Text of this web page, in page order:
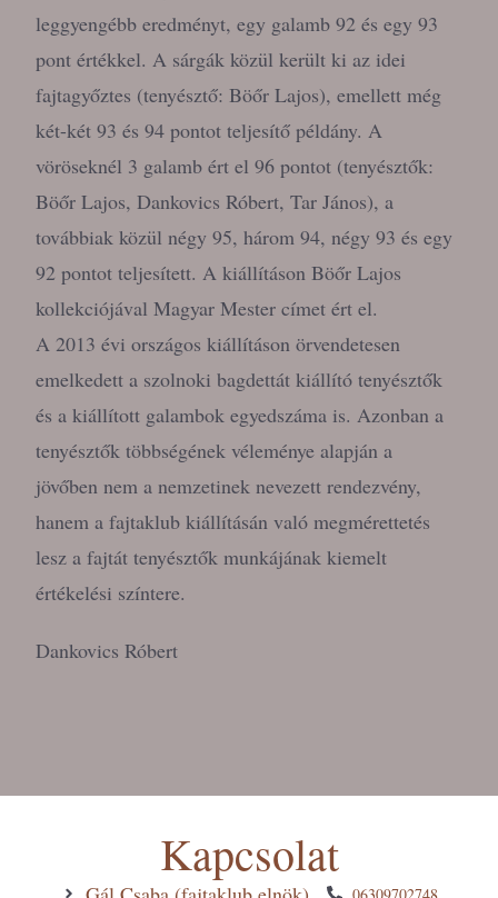
leggyengébb eredményt, egy galamb 92 és egy 93
pont értékkel. A sárgák közül került ki az idei
fajtagyőztes (tenyésztő: Böőr Lajos), emellett még
két-két 93 és 94 pontot teljesítő példány. A
vöröseknél 3 galamb ért el 96 pontot (tenyésztők:
Böőr Lajos, Dankovics Róbert, Tar János), a
továbbiak közül négy 95, három 94, négy 93 és egy
92 pontot teljesített. A kiállításon Böőr Lajos
kollekciójával Magyar Mester címet ért el.
A 2013 évi országos kiállításon örvendetesen
emelkedett a szolnoki bagdettát kiállító tenyésztők
és a kiállított galambok egyedszáma is. Azonban a
tenyésztők többségének véleménye alapján a
jövőben nem a nemzetinek nevezett rendezvény,
hanem a fajtaklub kiállításán való megmérettetés
lesz a fajtát tenyésztők munkájának kiemelt
értékelési színtere.
Dankovics Róbert
Kapcsolat
06309702748